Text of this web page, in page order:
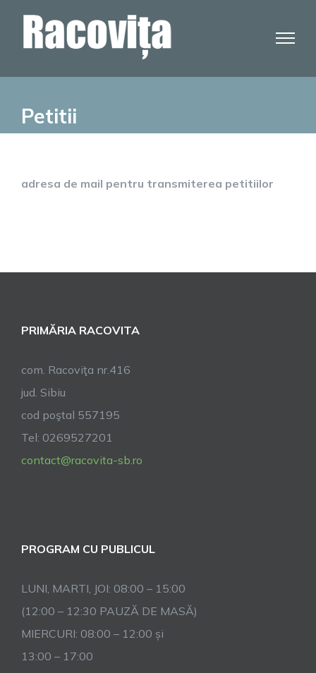
Petitii
adresa de mail pentru transmiterea petitiilor
PRIMĂRIA RACOVITA
com. Racoviţa nr.416
jud. Sibiu
cod poştal 557195
Tel: 0269527201
contact@racovita-sb.ro
PROGRAM CU PUBLICUL
LUNI, MARTI, JOI: 08:00 – 15:00
(12:00 – 12:30 PAUZĂ DE MASĂ)
MIERCURI: 08:00 – 12:00 și
13:00 – 17:00